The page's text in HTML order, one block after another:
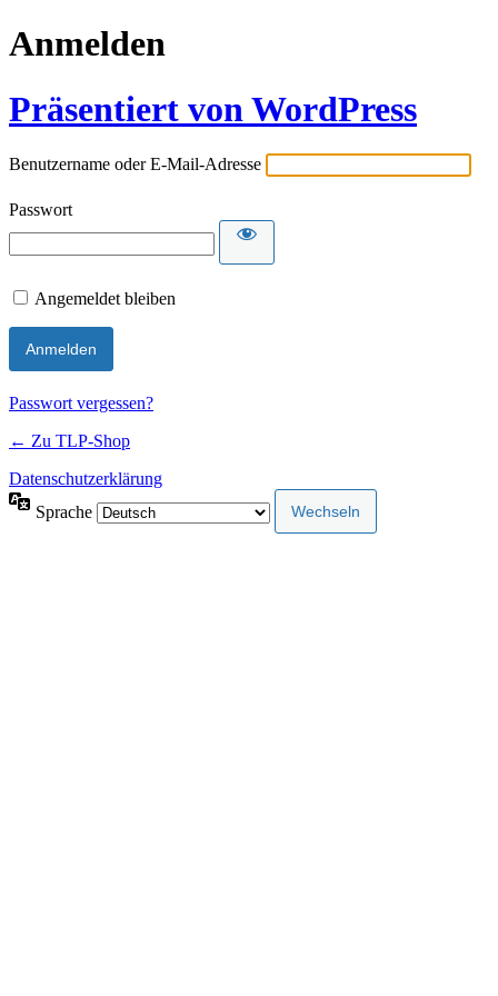
Anmelden
Präsentiert von WordPress
Benutzername oder E-Mail-Adresse
Passwort
Angemeldet bleiben
Passwort vergessen?
← Zu TLP-Shop
Datenschutzerklärung
Sprache